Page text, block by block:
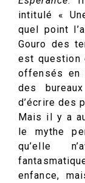
intitulé «
quel point
Gouro des
est question
offensés en
des
d’écrire des
Mais il y a
le mythe
qu’elle
enfance,